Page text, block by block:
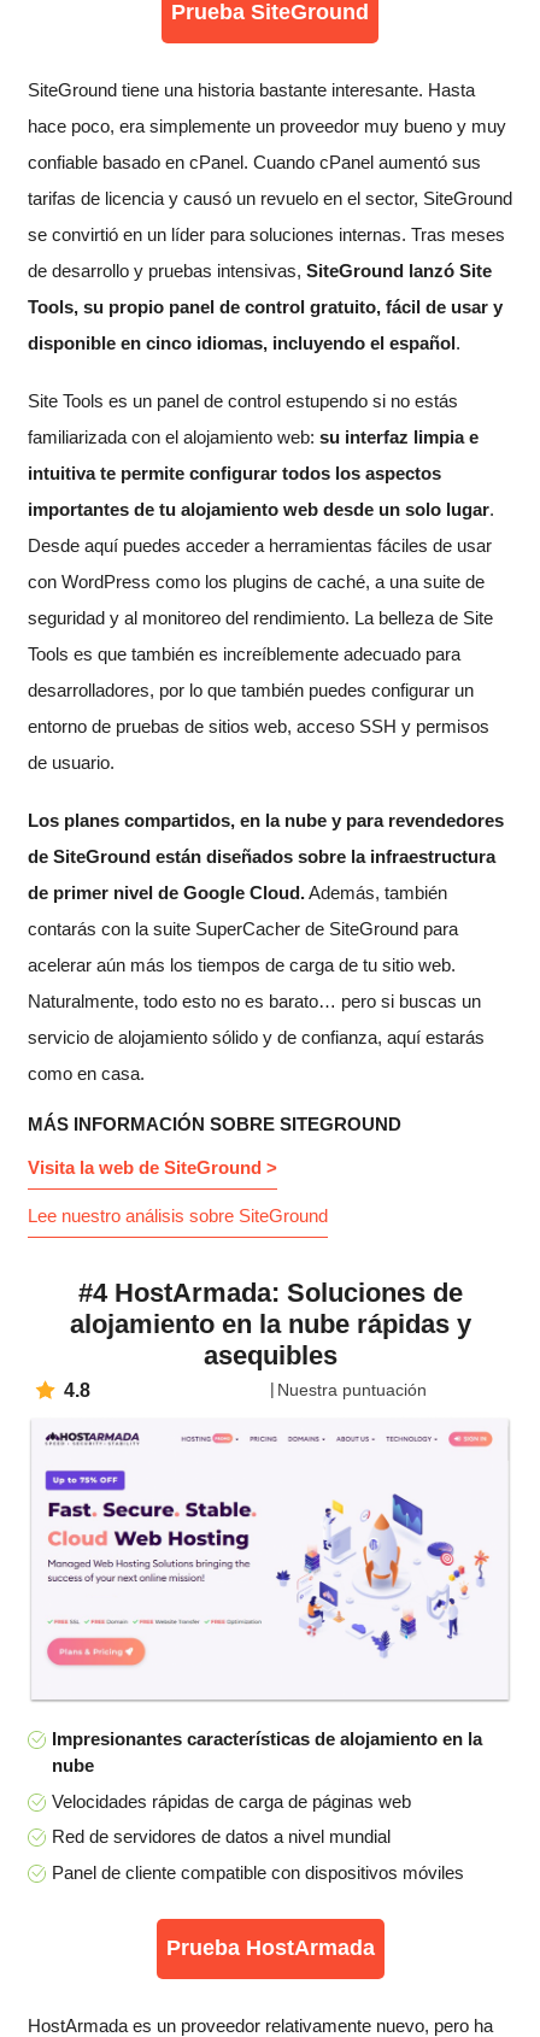
Prueba SiteGround
SiteGround tiene una historia bastante interesante. Hasta
hace poco, era simplemente un proveedor muy bueno y muy
confiable basado en cPanel. Cuando cPanel aumentó sus
tarifas de licencia y causó un revuelo en el sector, SiteGround
se convirtió en un líder para soluciones internas. Tras meses
de desarrollo y pruebas intensivas, SiteGround lanzó Site
Tools, su propio panel de control gratuito, fácil de usar y
disponible en cinco idiomas, incluyendo el español.
Site Tools es un panel de control estupendo si no estás
familiarizada con el alojamiento web: su interfaz limpia e
intuitiva te permite configurar todos los aspectos
importantes de tu alojamiento web desde un solo lugar.
Desde aquí puedes acceder a herramientas fáciles de usar
con WordPress como los plugins de caché, a una suite de
seguridad y al monitoreo del rendimiento. La belleza de Site
Tools es que también es increíblemente adecuado para
desarrolladores, por lo que también puedes configurar un
entorno de pruebas de sitios web, acceso SSH y permisos
de usuario.
Los planes compartidos, en la nube y para revendedores
de SiteGround están diseñados sobre la infraestructura
de primer nivel de Google Cloud.Además, también
contarás con la suite SuperCacher de SiteGround para
acelerar aún más los tiempos de carga de tu sitio web.
Naturalmente, todo esto no es barato… pero si buscas un
servicio de alojamiento sólido y de confianza, aquí estarás
como en casa.
MÁS INFORMACIÓN SOBRE SITEGROUND
Visita la web de SiteGround >
Lee nuestro análisis sobre SiteGround
#4 HostArmada: Soluciones de
alojamiento en la nube rápidas y
asequibles
4.8 Nuestra puntuación
Impresionantes características de alojamiento en la
nube
Velocidades rápidas de carga de páginas web
Red de servidores de datos a nivel mundial
Panel de cliente compatible con dispositivos móviles
Prueba HostArmada
HostArmada es un proveedor relativamente nuevo, pero ha